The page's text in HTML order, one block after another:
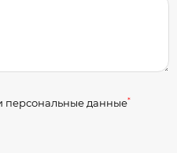
персональные данные*